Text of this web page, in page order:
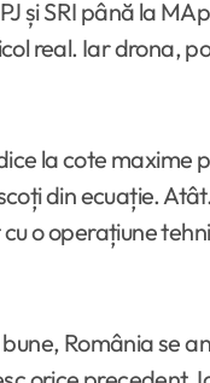
și SRI până la
real. Iar drona,
la cote
din ecuație.
o operațiune
România se